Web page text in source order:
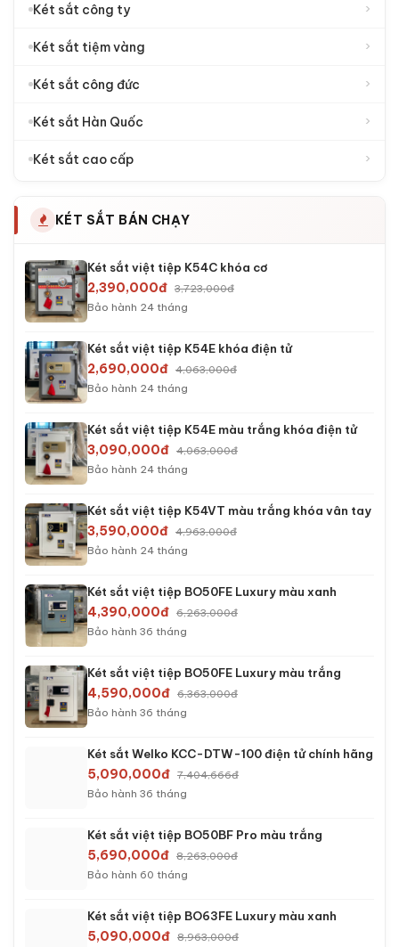
Két sắt công ty ›
Két sắt tiệm vàng ›
Két sắt công đức ›
Két sắt Hàn Quốc ›
Két sắt cao cấp ›
KÉT SẮT BÁN CHẠY
Két sắt việt tiệp K54C khóa cơ
2,390,000đ 3,723,000đ
Bảo hành 24 tháng
Két sắt việt tiệp K54E khóa điện tử
2,690,000đ 4,063,000đ
Bảo hành 24 tháng
Két sắt việt tiệp K54E màu trắng khóa điện tử
3,090,000đ 4,063,000đ
Bảo hành 24 tháng
Két sắt việt tiệp K54VT màu trắng khóa vân tay
3,590,000đ 4,963,000đ
Bảo hành 24 tháng
Két sắt việt tiệp BO50FE Luxury màu xanh
4,390,000đ 6,263,000đ
Bảo hành 36 tháng
Két sắt việt tiệp BO50FE Luxury màu trắng
4,590,000đ 6,363,000đ
Bảo hành 36 tháng
Két sắt Welko KCC-DTW-100 điện tử chính hãng
5,090,000đ 7,404,666đ
Bảo hành 36 tháng
Két sắt việt tiệp BO50BF Pro màu trắng
5,690,000đ 8,263,000đ
Bảo hành 60 tháng
Két sắt việt tiệp BO63FE Luxury màu xanh
5,090,000đ 8,963,000đ